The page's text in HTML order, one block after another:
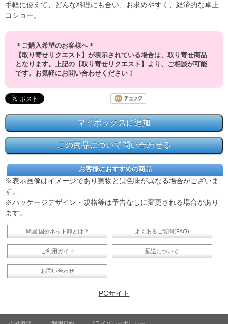
手軽に使えて、どんな料理にも合い、お求めやすく、経済的な卓上
コショー。
＊ご購入希望のお客様へ＊
【取り寄せリクエスト】が表示されている場合は、取り寄せ商品
となります。上記の【取り寄せリクエスト】より、ご相談が可能
です。お気軽にお問い合わせください！
お客様におすすめの商品
※表示画像はイメージであり実物とは色味が異なる場合がございま
す。
※パッケージデザイン・規格等は予告なしに変更される場合があり
ます。
問屋 国分ネット卸とは？ よくあるご質問(FAQ)
ご利用ガイド 配送について
お問い合わせ
PCサイト